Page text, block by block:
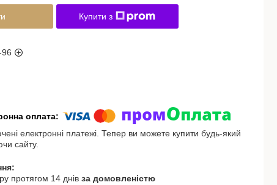
Купити з
електронні платежі. Тепер ви можете купити будь-який
сайту.
протягом 14 днів за домовленістю